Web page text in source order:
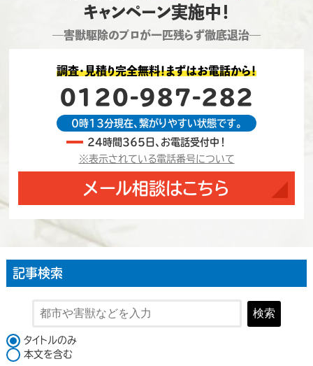
キャンペーン実施中！
―害獣駆除のプロが一匹残らず徹底退治―
調査・見積り完全無料！まずはお電話から！
0120-987-282
0時13分現在、繋がりやすい状態です。
24時間365日、お電話受付中！
※表示されている電話番号について
メール相談はこちら
記事検索
検索
検索対象
タイトルのみ
本文を含む